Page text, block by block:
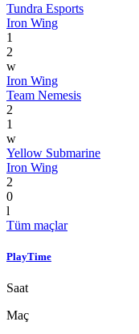
Tundra Esports
Iron Wing
1
2
w
Iron Wing
Team Nemesis
2
1
w
Yellow Submarine
Iron Wing
2
0
l
Tüm maçlar
PlayTime
Saat
Maç